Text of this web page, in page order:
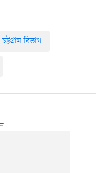
চট্টগ্রাম বিভাগ